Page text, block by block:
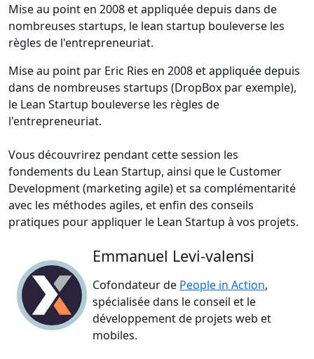
Mise au point en 2008 et appliquée depuis dans de
nombreuses startups, le lean startup bouleverse les
règles de l'entrepreneuriat.
Mise au point par Eric Ries en 2008 et appliquée depuis
dans de nombreuses startups (DropBox par exemple),
le Lean Startup bouleverse les règles de
l'entrepreneuriat.
Vous découvrirez pendant cette session les
fondements du Lean Startup, ainsi que le Customer
Development (marketing agile) et sa complémentarité
avec les méthodes agiles, et enfin des conseils
pratiques pour appliquer le Lean Startup à vos projets.
Emmanuel Levi-valensi
Cofondateur de People in Action,
spécialisée dans le conseil et le
développement de projets web et
mobiles.